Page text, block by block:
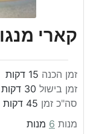
קארי מנגו
זמן הכנה 15
m
i
n
דקות
זמן בישול 30
m
i
דקות
סה"כ זמן 45
m
דקות
מנות 6 מנות